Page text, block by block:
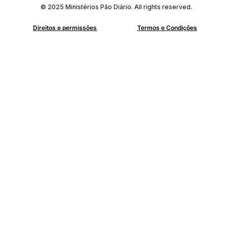
© 2025 Ministérios Pão Diário. All rights reserved.
Direitos e permissões Termos e Condições